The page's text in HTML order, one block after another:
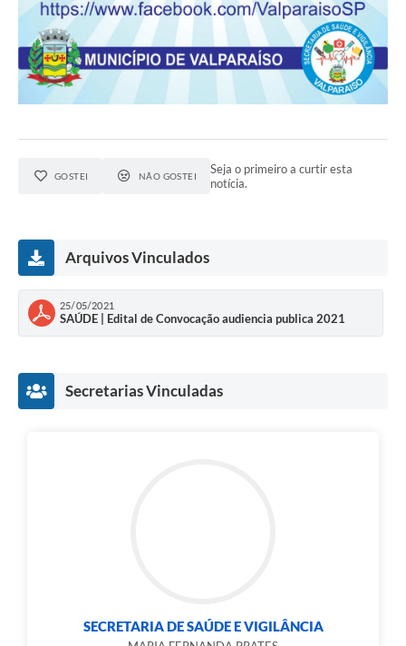
GOSTEI NÃO GOSTEI
Seja o primeiro a curtir esta
notícia.
Arquivos Vinculados
25/05/2021
SAÚDE | Edital de Convocação audiencia publica 2021
Secretarias Vinculadas
SECRETARIA DE SAÚDE E VIGILÂNCIA